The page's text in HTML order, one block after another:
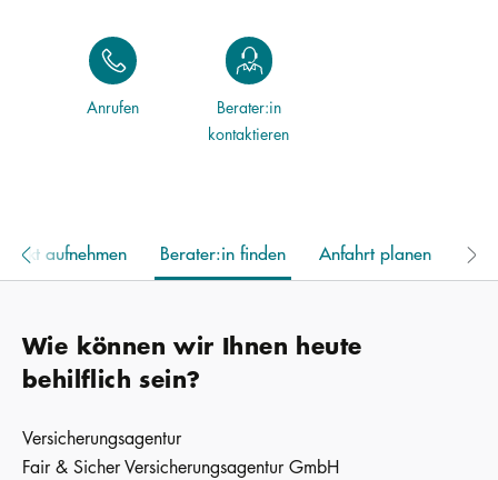
Anrufen
Berater:in
kontaktieren
aufnehmen Berater:in finden Anfahrt planen
Wie können wir Ihnen heute
behilflich sein?
Versicherungsagentur
Fair & Sicher Versicherungsagentur GmbH